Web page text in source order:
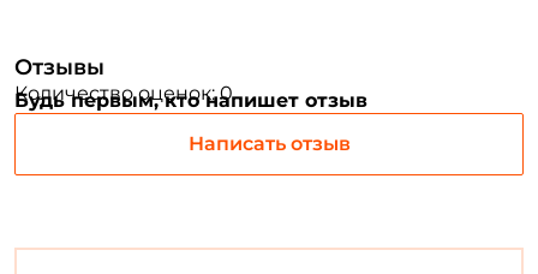
Отзывы
Количество оценок: 0
Будь первым, кто напишет отзыв
Написать отзыв
Придумайте пароль: *
Повторите пароль: *
персональных данных